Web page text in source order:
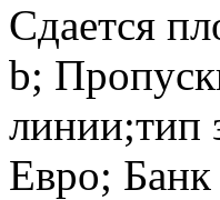
Сдается
b;
линии;тип
Евро; Банк